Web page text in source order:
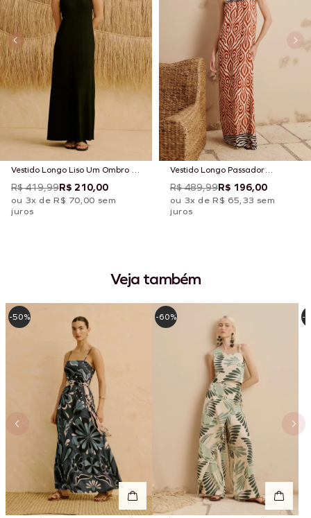
Vestido Longo Liso Um Ombro Só
com Passador
R$ 419,99R$ 210,00
ou 3x de R$ 70,00 sem
juros
Vestido Longo Passador
Estampado Arumã
R$ 489,99R$ 196,00
ou 3x de R$ 65,33 sem
juros
Veja também
-50% -60% -